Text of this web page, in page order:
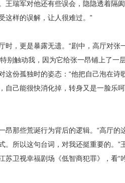
王瑞军对他还有些误会，隐隐透着隔
这样的误解，让人很难过。”
时，更是暴露无遗。 “剧中，高厅对张
别触动我，因为它给张一昂铺上了一
这份孤独时的姿态： “他把自己泡在诗
自己能很快消化掉，转身又是一脸乐
昂那些荒诞行为背后的逻辑。 “高厅的
。所以这句台词，对我还挺重要的。”
苏卫视幸福剧场《低智商犯罪》，看“